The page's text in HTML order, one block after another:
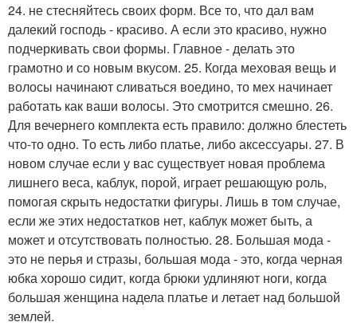
24. не стесняйтесь своих форм. Все то, что дал вам
далекий господь - красиво. А если это красиво, нужно
подчеркивать свои формы. Главное - делать это
грамотно и со новым вкусом. 25. Когда меховая вещь и
волосы начинают сливаться воедино, то мех начинает
работать как ваши волосы. Это смотрится смешно. 26.
Для вечернего комплекта есть правило: должно блестеть
что-то одно. То есть либо платье, либо аксессуары. 27. В
новом случае если у вас существует новая проблема
лишнего веса, каблук, порой, играет решающую роль,
помогая скрыть недостатки фигуры. Лишь в том случае,
если же этих недостатков нет, каблук может быть, а
может и отсутствовать полностью. 28. Большая мода -
это не перья и стразы, большая мода - это, когда черная
юбка хорошо сидит, когда брюки удлиняют ноги, когда
большая женщина надела платье и летает над большой
землей.